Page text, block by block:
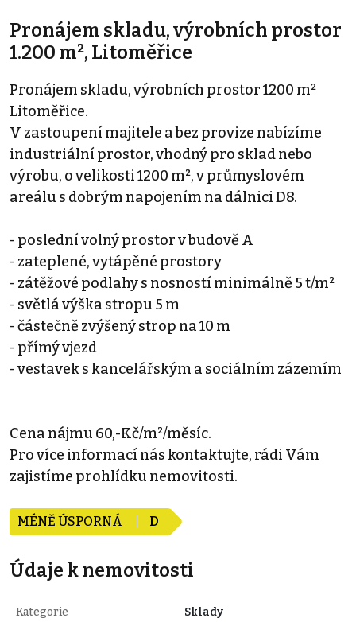
Pronájem skladu, výrobních prostor
1.200 m², Litoměřice
Pronájem skladu, výrobních prostor 1200 m²
Litoměřice.
V zastoupení majitele a bez provize nabízíme
industriální prostor, vhodný pro sklad nebo
výrobu, o velikosti 1200 m², v průmyslovém
areálu s dobrým napojením na dálnici D8.
- poslední volný prostor v budově A
- zateplené, vytápěné prostory
- zátěžové podlahy s nosností minimálně 5 t/m²
- světlá výška stropu 5 m
- částečně zvýšený strop na 10 m
- přímý vjezd
- vestavek s kancelářským a sociálním zázemím
Cena nájmu 60,-Kč/m²/měsíc.
Pro více informací nás kontaktujte, rádi Vám
zajistíme prohlídku nemovitosti.
MÉNĚ ÚSPORNÁ D
Údaje k nemovitosti
Kategorie Sklady